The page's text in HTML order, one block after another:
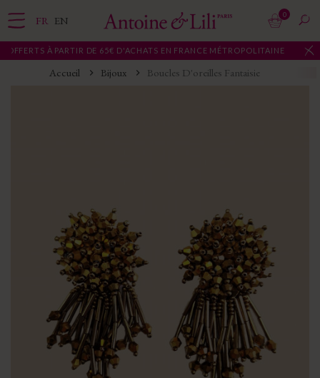
DE 65€ D'ACHATS EN FRANCE MÉTROPOLITAINE
FR EN 0
Accueil Bijoux Boucles D'oreilles Fantaisie